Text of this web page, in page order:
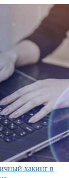
хакинг в